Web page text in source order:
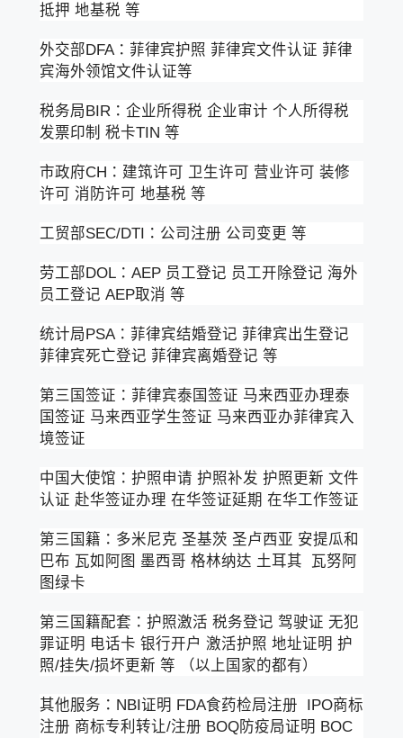
抵押 地基税 等
外交部DFA：菲律宾护照 菲律宾文件认证 菲律
宾海外领馆文件认证等
税务局BIR：企业所得税 企业审计 个人所得税
发票印制 税卡TIN 等
市政府CH：建筑许可 卫生许可 营业许可 装修
许可 消防许可 地基税 等
工贸部SEC/DTI：公司注册 公司变更 等
劳工部DOL：AEP 员工登记 员工开除登记 海外
员工登记 AEP取消 等
统计局PSA：菲律宾结婚登记 菲律宾出生登记
菲律宾死亡登记 菲律宾离婚登记 等
第三国签证：菲律宾泰国签证 马来西亚办理泰
国签证 马来西亚学生签证 马来西亚办菲律宾入
境签证
中国大使馆：护照申请 护照补发 护照更新 文件
认证 赴华签证办理 在华签证延期 在华工作签证
第三国籍：多米尼克 圣基茨 圣卢西亚 安提瓜和
巴布 瓦如阿图 墨西哥 格林纳达 土耳其 瓦努阿
图绿卡
第三国籍配套：护照激活 税务登记 驾驶证 无犯
罪证明 电话卡 银行开户 激活护照 地址证明 护
照/挂失/损坏更新 等 （以上国家的都有）
其他服务：NBI证明 FDA食药检局注册 IPO商标
注册 商标专利转让/注册 BOQ防疫局证明 BOC